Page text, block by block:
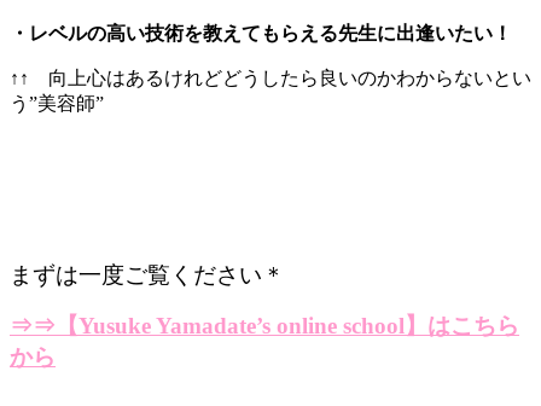
・レベルの高い技術を教えてもらえる先生に出逢いたい！
↑↑ 向上心はあるけれどどうしたら良いのかわからないとい
う”美容師”
まずは一度ご覧ください＊
⇒⇒ 【Yusuke Yamadate’s online school】はこちら
から